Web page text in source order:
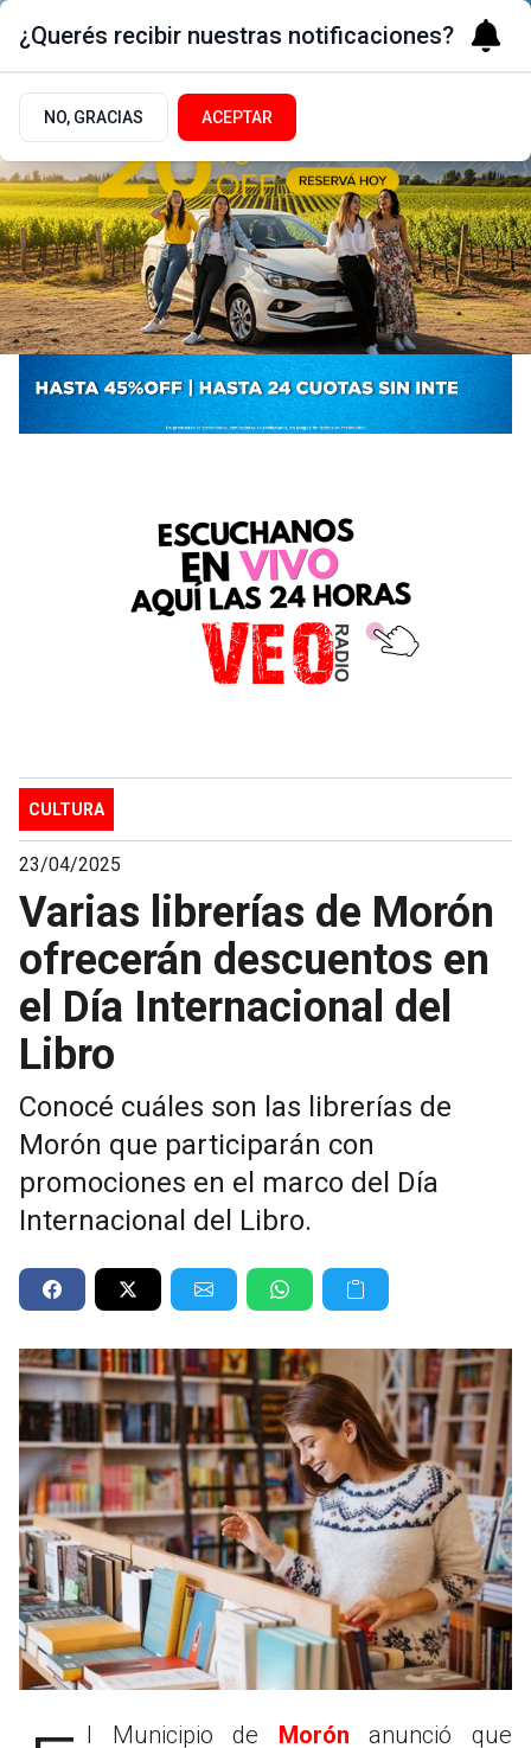
CULTURA
23/04/2025
Varias librerías de Morón
ofrecerán descuentos en
el Día Internacional del
Libro
Conocé cuáles son las librerías de
Morón que participarán con
promociones en el marco del Día
Internacional del Libro.
El Municipio de Morón anunció que
¿Querés recibir nuestras notificaciones?
NO, GRACIAS ACEPTAR